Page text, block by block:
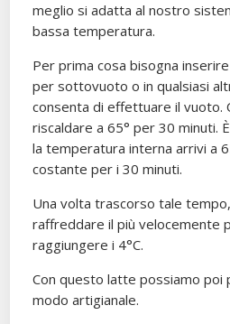
meglio si adatta al nostro
bassa temperatura.
Per prima cosa bisogna
per sottovuoto o in qualsiasi
consenta di effettuare il vuoto.
riscaldare a 65° per 30 minuti.
la temperatura interna arrivi a
costante per i 30 minuti.
Una volta trascorso tale
raffreddare il più velocemente
raggiungere i 4°C.
Con questo latte possiamo poi
modo artigianale.